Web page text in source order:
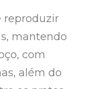
reproduzir
mantendo
com
além do